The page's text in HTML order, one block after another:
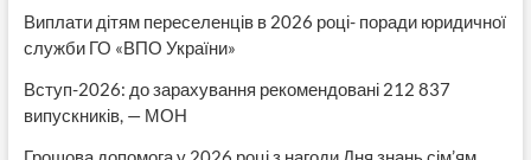
Виплати дітям переселенців в 2026 році- поради юридичної
служби ГО «ВПО України»
Вступ-2026: до зарахування рекомендовані 212 837
випускників, — МОН